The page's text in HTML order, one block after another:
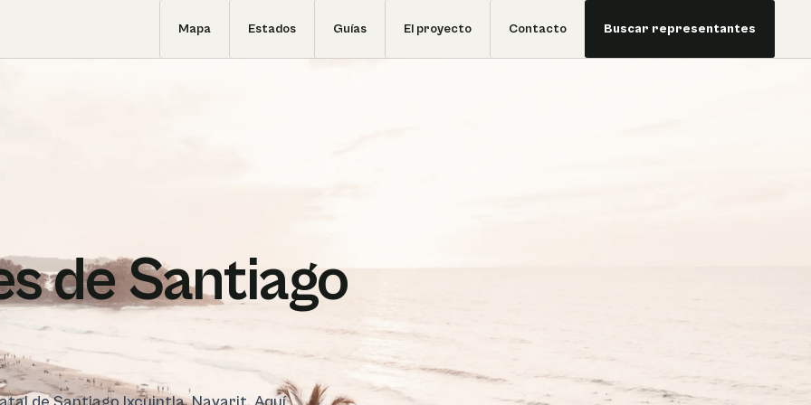
Mapa Estados Guías El proyecto Contacto Buscar representantes
de Santiago